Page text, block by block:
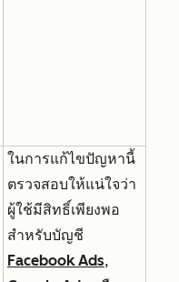
ในการแก้ไขปัญหานี้
ตรวจสอบให้แน่ใจว่า
ผู้ใช้มีสิทธิ์เพียงพอ
สำหรับบัญชี
Facebook Ads,